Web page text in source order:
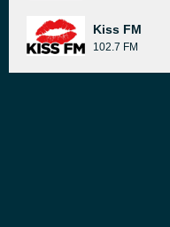
Kiss FM
102.7 FM